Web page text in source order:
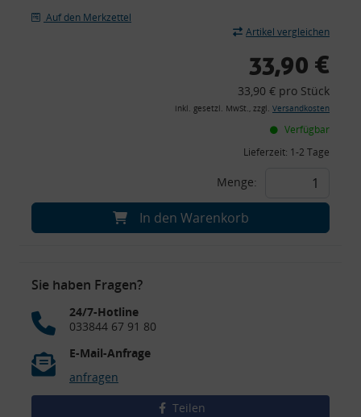
Auf den Merkzettel
Artikel vergleichen
33,90 €
33,90 € pro Stück
inkl. gesetzl. MwSt., zzgl. Versandkosten
Verfügbar
Lieferzeit: 1-2 Tage
Menge:
In den Warenkorb
Sie haben Fragen?
24/7-Hotline
033844 67 91 80
E-Mail-Anfrage
anfragen
Teilen